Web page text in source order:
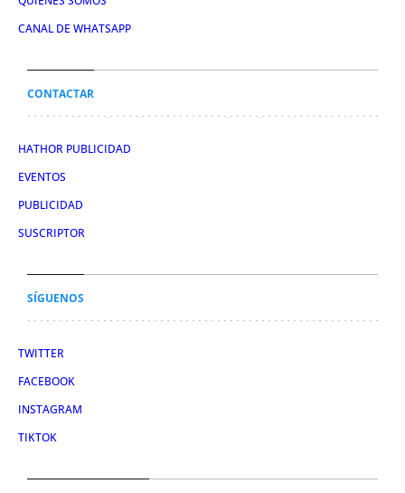
CANAL DE WHATSAPP
CONTACTAR
HATHOR PUBLICIDAD
EVENTOS
PUBLICIDAD
SUSCRIPTOR
SÍGUENOS
TWITTER
FACEBOOK
INSTAGRAM
TIKTOK